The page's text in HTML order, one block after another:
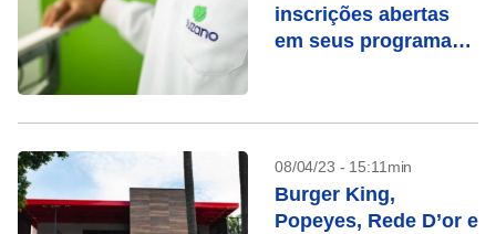
inscrições abertas
em seus programas
08/04/23 - 15:11min
Burger King,
Popeyes, Rede D’or e